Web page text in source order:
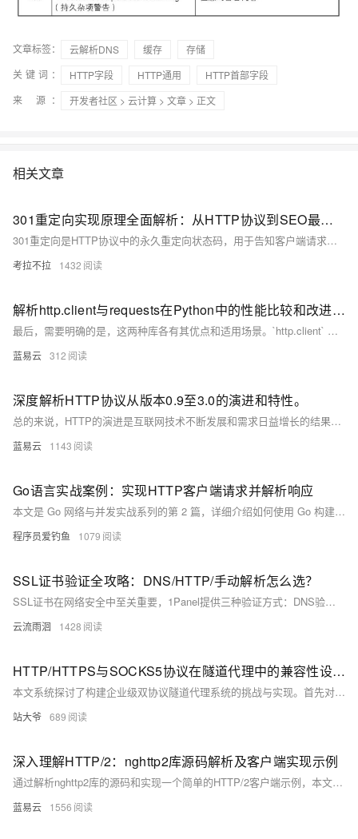
文章标签： 云解析DNS 缓存
存储
关键词：
HTTP字段 HTTP通用
HTTP首部字段
来 源：
开发者社区 > 云计算 > 文章 > 正文
相关文章
301重定向实现原理全面解析：从HTTP协议到SEO最佳实践
301重定向是HTTP协议中的永久重定向状态码，用于告知客户端请求的资源已永久移至新URL。它在SEO中具有重要作用，能传递页面权重、更新索引并提升用户体验。本文详解其工作原理、服务器配置方法（如Apache、Nginx）、对搜索引擎的影响及最佳实践，帮助实现网站平稳迁移与优化。
考拉不拉 1432
解析http.client与requests在Python中的性能比较和改进策略。
最后，需要明确的是，这两种库各有其优点和适用场景。`http.client` 更适合于基础且并行的请求，`requests` 则因其易用且强大的功能，更适用于复杂的 HTTP 场景。对于哪种更适合你的应用，可能需要你自己进行实际的测试来确定。
蓝易云 312
深度解析HTTP协议从版本0.9至3.0的演进和特性。
总的来说，HTTP的演进是互联网技术不断发展和需求日益增长的结果。每一次重要更新都旨在优化性能，增进用户体验，适应新的应用场景，而且保证了向后兼容，让互联网的基础架构得以稳定发展。随着网络技术继续进步，我们可以预期HTTP协议在未来还会继续演化。
蓝易云 1143
Go语言实战案例：实现HTTP客户端请求并解析响应
本文是 Go 网络与并发实战系列的第 2 篇，详细介绍如何使用 Go 构建 HTTP 客户端，涵盖请求发送、响应解析、错误处理、Header 与 Body 提取等流程，并通过实战代码演示如何并发请求多个 URL，适合希望掌握 Go 网络编程基础的开发者。
程序员爱钓鱼 1079
SSL证书验证全攻略：DNS/HTTP/手动解析怎么选？
SSL证书在网络安全中至关重要，1Panel提供三种验证方式：DNS验证、HTTP验证和手动解析。DNS验证便捷，适合CDN网站；HTTP验证快速，需服务器在线；手动解析灵活，但操作复杂。根据需求选择合适确认方式，定期检查证书状态。
云流雨洄 1428
HTTP/HTTPS与SOCKS5协议在隧道代理中的兼容性设计解析
本文系统探讨了构建企业级双协议隧道代理系统的挑战与实现。首先对比HTTP/HTTPS和SOCKS5协议特性，分析其在工作模型、连接管理和加密方式上的差异。接着提出兼容性架构设计，包括双协议接入层与统一隧道内核，通过协议识别模块和分层设计实现高效转换。关键技术部分深入解析协议转换引擎、连接管理策略及加密传输方案，并从性能优化、安全增强到典型应用场景全面展开。最后指出未来发展趋势将更高效、安全与智能。
站大爷 689
深入理解HTTP/2：nghttp2库源码解析及客户端实现示例
通过解析nghttp2库的源码和实现一个简单的HTTP/2客户端示例，本文详细介绍了HTTP/2的关键特性和nghttp2的核心实现。了解这些内容可以帮助开发者更好地理解HTTP/2协议，提高Web应用的性能和用户体验。对于实际开发中的应用，可以根据需要进一步优化和扩展代码，以满足具体需求。
蓝易云 1556